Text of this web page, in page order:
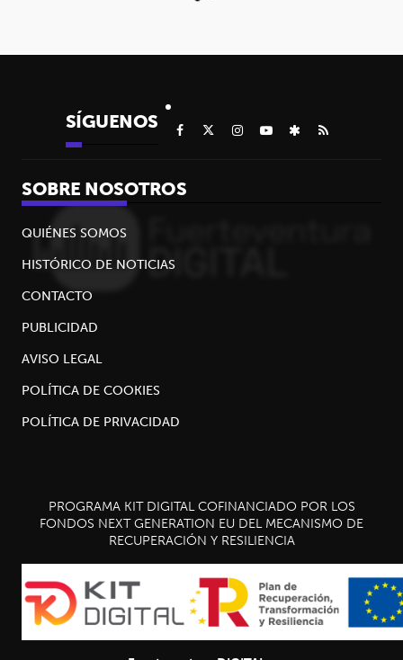
SÍGUENOS
SOBRE NOSOTROS
QUIÉNES SOMOS
HISTÓRICO DE NOTICIAS
CONTACTO
PUBLICIDAD
AVISO LEGAL
POLÍTICA DE COOKIES
POLÍTICA DE PRIVACIDAD
PROGRAMA KIT DIGITAL COFINANCIADO POR LOS
FONDOS NEXT GENERATION EU DEL MECANISMO DE
RECUPERACIÓN Y RESILIENCIA